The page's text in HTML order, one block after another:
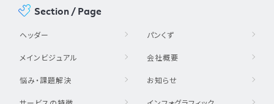
Section / Page
ヘッダー
メインビジュアル
悩み・課題解決
パンくず
会社概要
お知らせ